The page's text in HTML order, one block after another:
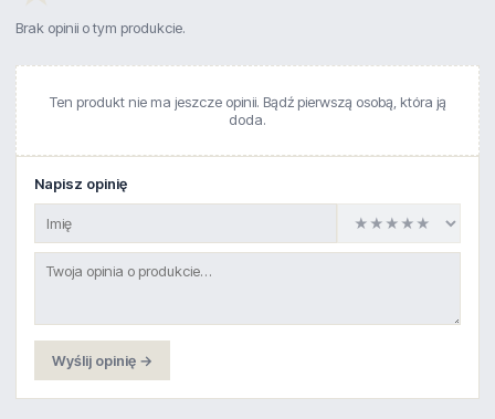
Brak opinii o tym produkcie.
Ten produkt nie ma jeszcze opinii. Bądź pierwszą osobą, która ją
doda.
Napisz opinię
Wyślij opinię →